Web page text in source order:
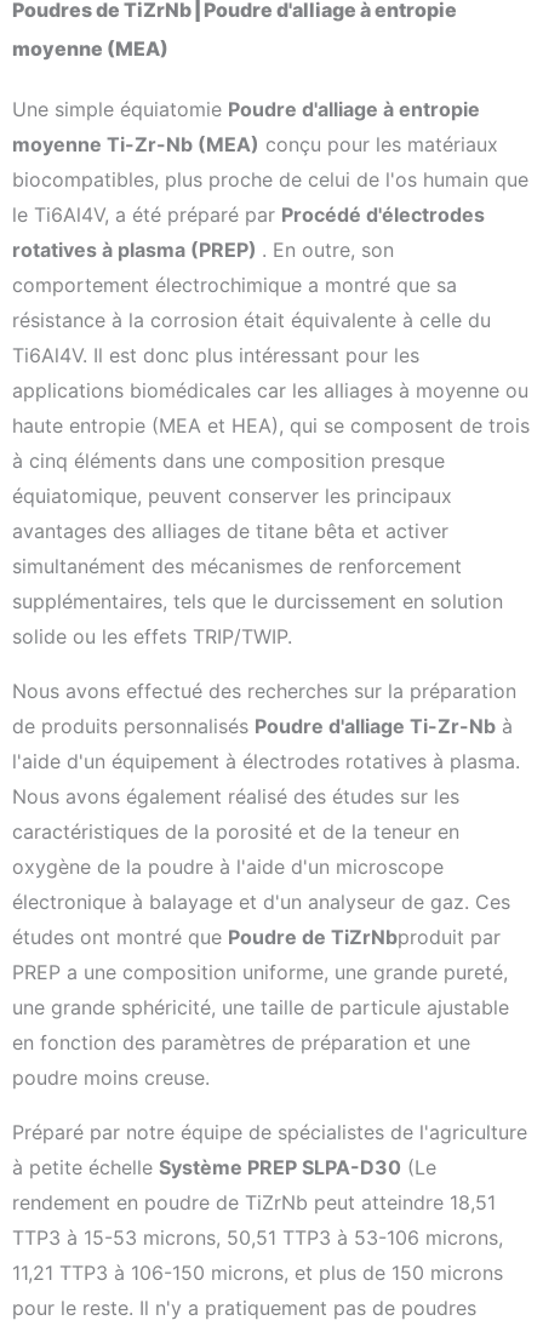
Poudres de TiZrNb┃Poudre d'alliage à entropie
moyenne (MEA)
Une simple équiatomie Poudre d'alliage à entropie
moyenne Ti-Zr-Nb (MEA) conçu pour les matériaux
biocompatibles, plus proche de celui de l'os humain que
le Ti6Al4V, a été préparé par Procédé d'électrodes
rotatives à plasma (PREP) . En outre, son
comportement électrochimique a montré que sa
résistance à la corrosion était équivalente à celle du
Ti6Al4V. Il est donc plus intéressant pour les
applications biomédicales car les alliages à moyenne ou
haute entropie (MEA et HEA), qui se composent de trois
à cinq éléments dans une composition presque
équiatomique, peuvent conserver les principaux
avantages des alliages de titane bêta et activer
simultanément des mécanismes de renforcement
supplémentaires, tels que le durcissement en solution
solide ou les effets TRIP/TWIP.
Nous avons effectué des recherches sur la préparation
de produits personnalisés Poudre d'alliage Ti-Zr-Nb à
l'aide d'un équipement à électrodes rotatives à plasma.
Nous avons également réalisé des études sur les
caractéristiques de la porosité et de la teneur en
oxygène de la poudre à l'aide d'un microscope
électronique à balayage et d'un analyseur de gaz. Ces
études ont montré que Poudre de TiZrNbproduit par
PREP a une composition uniforme, une grande pureté,
une grande sphéricité, une taille de particule ajustable
en fonction des paramètres de préparation et une
poudre moins creuse.
Préparé par notre équipe de spécialistes de l'agriculture
à petite échelle Système PREP SLPA-D30 (Le
rendement en poudre de TiZrNb peut atteindre 18,51
TTP3 à 15-53 microns, 50,51 TTP3 à 53-106 microns,
11,21 TTP3 à 106-150 microns, et plus de 150 microns
pour le reste. Il n'y a pratiquement pas de poudres